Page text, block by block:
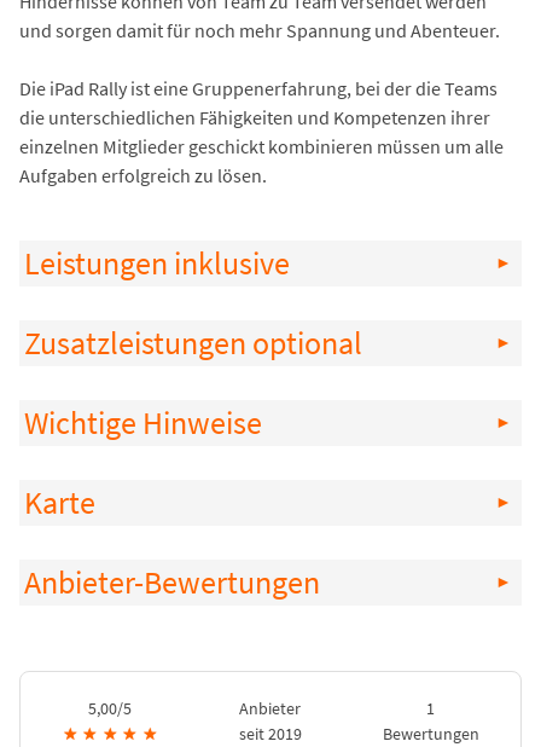
und sorgen damit für noch mehr Spannung und Abenteuer.
Die iPad Rally ist eine Gruppenerfahrung, bei der die Teams
die unterschiedlichen Fähigkeiten und Kompetenzen ihrer
einzelnen Mitglieder geschickt kombinieren müssen um alle
Aufgaben erfolgreich zu lösen.
Leistungen inklusive
Zusatzleistungen optional
Wichtige Hinweise
Karte
Anbieter-Bewertungen
5,00/5
★ ★ ★ ★ ★
Anbieter
seit 2019
1
Bewertungen